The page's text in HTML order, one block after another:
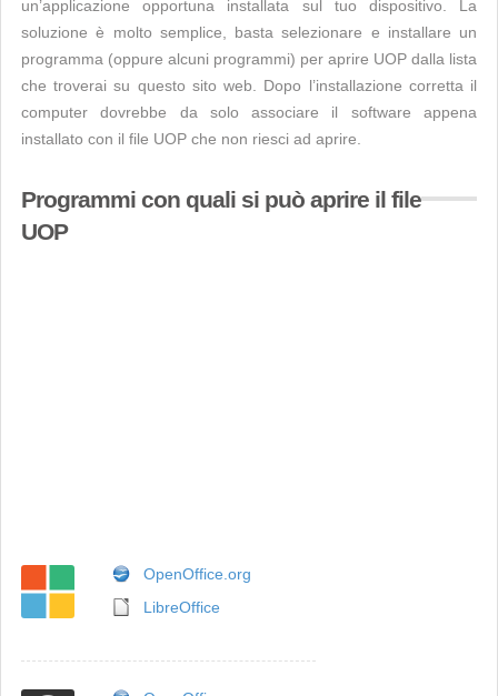
un’applicazione opportuna installata sul tuo dispositivo. La
soluzione è molto semplice, basta selezionare e installare un
programma (oppure alcuni programmi) per aprire UOP dalla lista
che troverai su questo sito web. Dopo l’installazione corretta il
computer dovrebbe da solo associare il software appena
installato con il file UOP che non riesci ad aprire.
Programmi con quali si può aprire il file
UOP
OpenOffice.org
LibreOffice